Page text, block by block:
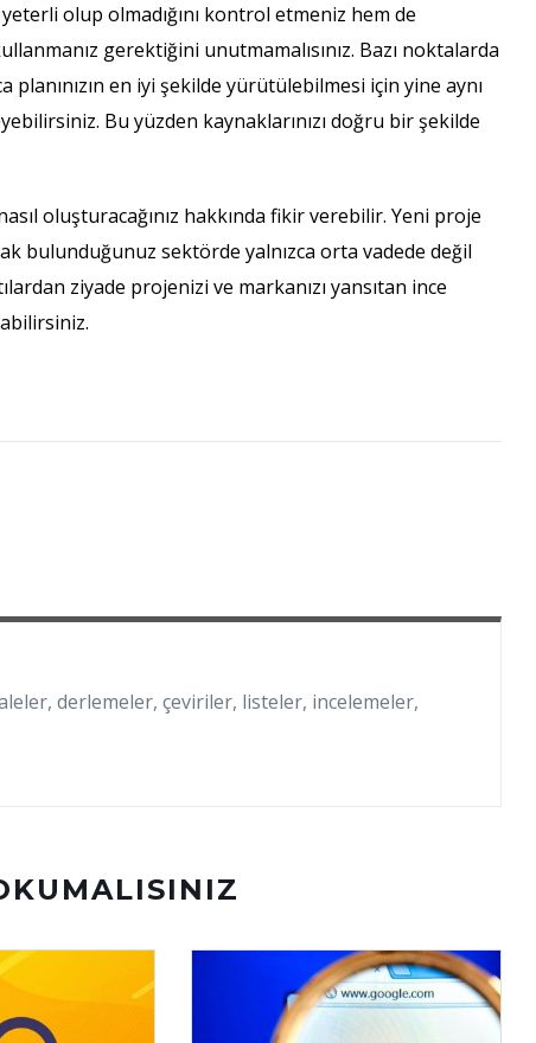
olup olmadığını kontrol etmeniz hem de
gerektiğini unutmamalısınız. Bazı noktalarda
en iyi şekilde yürütülebilmesi için yine aynı
Bu yüzden kaynaklarınızı doğru bir şekilde
oluşturacağınız hakkında fikir verebilir. Yeni proje
bulunduğunuz sektörde yalnızca orta vadede değil
ziyade projenizi ve markanızı yansıtan ince
derlemeler, çeviriler, listeler, incelemeler,